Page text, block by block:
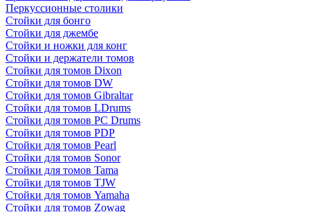
Перкуссионные столики
Стойки для бонго
Стойки для джембе
Стойки и ножки для конг
Стойки и держатели томов
Стойки для томов Dixon
Стойки для томов DW
Стойки для томов Gibraltar
Стойки для томов LDrums
Стойки для томов PC Drums
Стойки для томов PDP
Стойки для томов Pearl
Стойки для томов Sonor
Стойки для томов Tama
Стойки для томов TJW
Стойки для томов Yamaha
Стойки для томов Zowag